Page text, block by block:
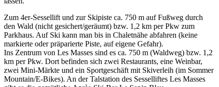
Zum 4er-Sessellift und zur Skipiste ca. 750 m auf Fußweg durch
den Wald (nicht gesichert/geräumt) bzw. 1,2 km per Pkw zum
Parkhaus. Auf Ski kann man bis in Chaletnähe abfahren (keine
markierte oder präparierte Piste, auf eigene Gefahr).
Ins Zentrum von Les Masses sind es ca. 750 m (Waldweg) bzw. 1,2
km per Pkw. Dort befinden sich zwei Restaurants, eine Weinbar,
zwei Mini-Märkte und ein Sportgeschäft mit Skiverleih (im Sommer
Mountain/E-Bikes). An der Talstation des Sesselliftes Les Masses